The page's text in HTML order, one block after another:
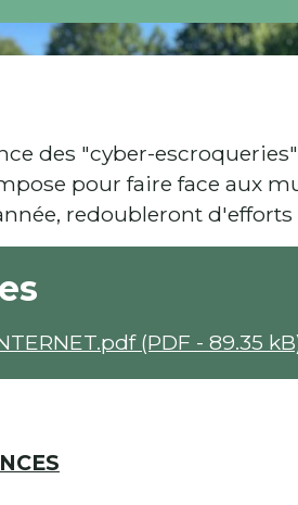
des "cyber-
pour faire face aux
redoubleront d'efforts
(PDF - 89.35